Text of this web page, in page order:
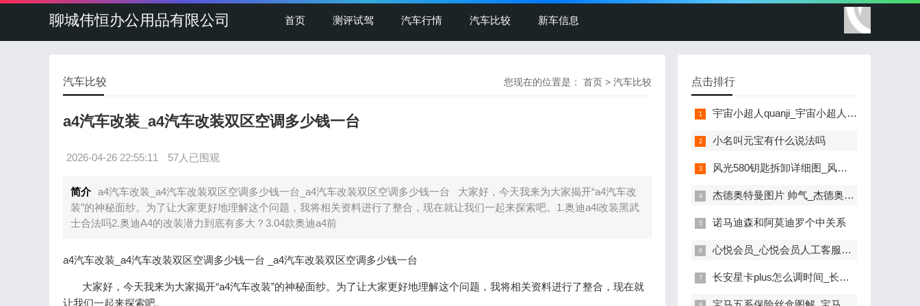
聊城伟恒办公用品有限公司 首页 测评试驾 汽车行情 汽车比较 新车信息
您现在的位置是： 首页 > 汽车比较
汽车比较
a4汽车改装_a4汽车改装双区空调多少钱一台
2026-04-26 22:55:11 57人已围观
简介 a4汽车改装_a4汽车改装双区空调多少钱一台_a4汽车改装双区空调多少钱一台 大家好，今天我来为大家揭开“a4汽车改
装”的神秘面纱。为了让大家更好地理解这个问题，我将相关资料进行了整合，现在就让我们一起来探索吧。1.奥迪a4l改装黑武
士合法吗2.奥迪A4的改装潜力到底有多大？3.04款奥迪a4前
a4汽车改装_a4汽车改装双区空调多少钱一台 _a4汽车改装双区空调多少钱一台
大家好，今天我来为大家揭开“a4汽车改装”的神秘面纱。为了让大家更好地理解这个问题，我将相关资料进行了整合，现在就
让我们一起来探索吧。
点击排行
宇宙小超人quanji_宇宙小超人全集国语
小名叫元宝有什么说法吗
风光580钥匙拆卸详细图_风光580钥匙拆卸详细图解
杰德奥特曼图片 帅气_杰德奥特曼图片帅气 霸气
诺马迪森和阿莫迪罗个中关系
心悦会员_心悦会员人工客服电话
长安星卡plus怎么调时间_长安星卡plus怎么调时间和日期